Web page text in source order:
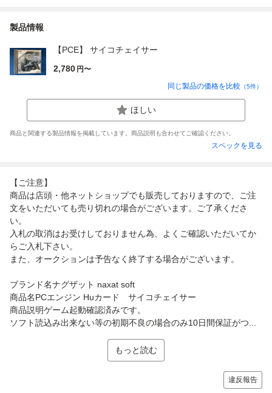
製品情報
【PCE】 サイコチェイサー
2,780 円〜
同じ製品の価格を比較 （5件）
ほしい
商品と関連する製品情報を掲載しています。商品説明も合わせてご確認ください。
スペックを見る
【ご注意】
商品は店頭・他ネットショップでも販売しておりますので、ご注
文をいただいても売り切れの場合がございます。ご了承くださ
い。
入札の取消はお受けしておりません為、よくご確認いただいてか
らご入札下さい。
また、オークションは予告なく終了する場合がございます。
ブランド名ナグザット naxat soft
商品名PCエンジン Huカード サイコチェイサー
商品説明ゲーム起動確認済みです。
ソフト読込み出来ない等の初期不良の場合のみ10日間保証がつ...
もっと読む
違反報告